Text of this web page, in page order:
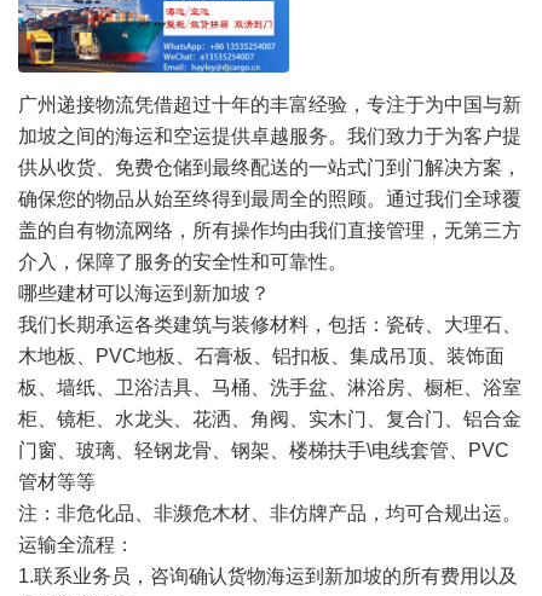
广州递接物流凭借超过十年的丰富经验，专注于为中国与新
加坡之间的海运和空运提供卓越服务。我们致力于为客户提
供从收货、免费仓储到最终配送的一站式门到门解决方案，
确保您的物品从始至终得到最周全的照顾。通过我们全球覆
盖的自有物流网络，所有操作均由我们直接管理，无第三方
介入，保障了服务的安全性和可靠性。
哪些建材可以海运到新加坡？
我们长期承运各类建筑与装修材料，包括：瓷砖、大理石、
木地板、PVC地板、石膏板、铝扣板、集成吊顶、装饰面
板、墙纸、卫浴洁具、马桶、洗手盆、淋浴房、橱柜、浴室
柜、镜柜、水龙头、花洒、角阀、实木门、复合门、铝合金
门窗、玻璃、轻钢龙骨、钢架、楼梯扶手\电线套管、PVC
管材等等
注：非危化品、非濒危木材、非仿牌产品，均可合规出运。
运输全流程：
1.联系业务员，咨询确认货物海运到新加坡的所有费用以及